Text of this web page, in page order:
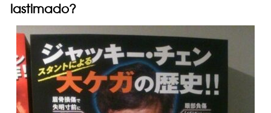
lastimado?